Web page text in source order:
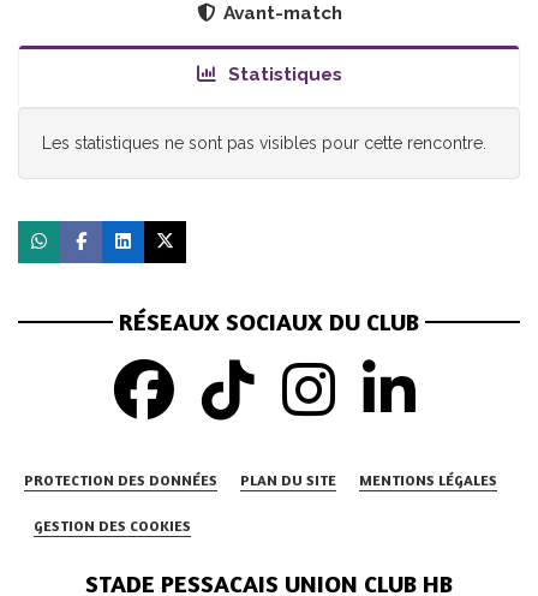
Avant-match
Statistiques
Les statistiques ne sont pas visibles pour cette rencontre.
RÉSEAUX SOCIAUX DU CLUB
PROTECTION DES DONNÉES PLAN DU SITE MENTIONS LÉGALES
GESTION DES COOKIES
STADE PESSACAIS UNION CLUB HB